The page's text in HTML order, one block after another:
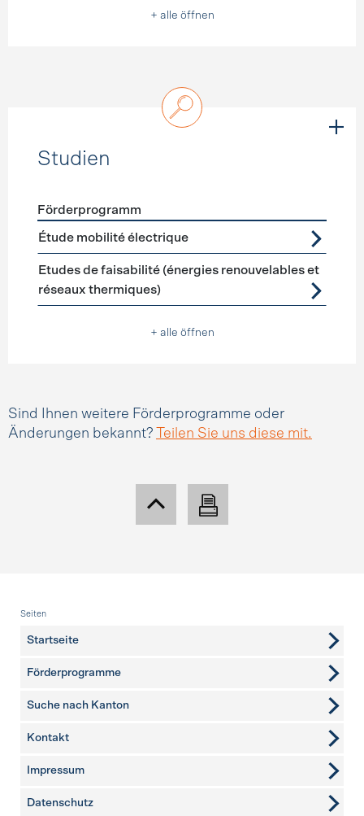
+ alle öffnen
Studien
Förderprogramme Studien
Förderprogramm
Étude mobilité électrique
Etudes de faisabilité (énergies renouvelables et
réseaux thermiques)
+ alle öffnen
Sind Ihnen weitere Förderprogramme oder
Änderungen bekannt?
Teilen Sie uns diese mit.
Fusszeile
Seiten
Startseite
Förderprogramme
Suche nach Kanton
weitere Seiten
Kontakt
Impressum
Datenschutz